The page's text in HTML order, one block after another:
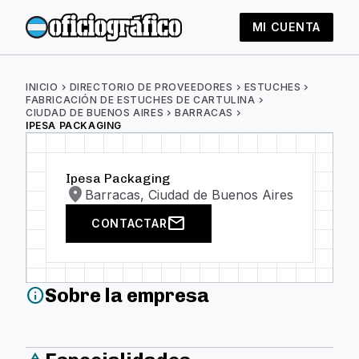
MI CUENTA
INICIO chevron_right DIRECTORIO DE PROVEEDORES chevron_right ESTUCHES chevron_right
FABRICACIÓN DE ESTUCHES DE CARTULINA chevron_right
CIUDAD DE BUENOS AIRES chevron_rightBARRACAS chevron_right
IPESA PACKAGING
Ipesa Packaging
location_on Barracas, Ciudad de Buenos Aires
CONTACTARmail
infoSobre la empresa